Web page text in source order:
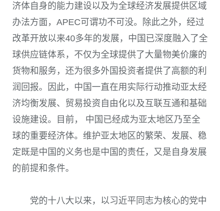
济体自身的能力建设以及为全球经济发展提供区域
办法方面， APEC可谓功不可没。除此之外，经过
改革开放以来40多年的发展，中国已深度融入了全
球供应链体系，不仅为全球提供了大量物美价廉的
货物和服务，还为很多外国投资者提供了高额的利
润回报。因此，中国一直在用实际行动推动亚太经
济均衡发展、贸易投资自由化以及互联互通和基础
设施建设。目前， 中国已经成为亚太地区乃至全
球的重要经济体。维护亚太地区的繁荣、发展、稳
定既是中国的义务也是中国的责任，又是自身发展
的前提和条件。
党的十八大以来，以习近平同志为核心的党中